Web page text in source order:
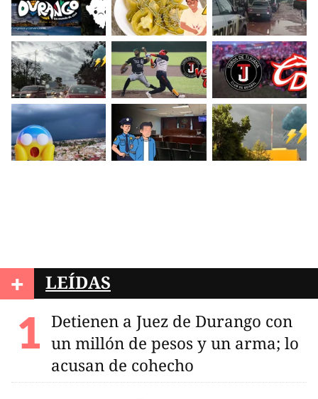
+ LEÍDAS
Detienen a Juez de Durango con
un millón de pesos y un arma; lo
acusan de cohecho